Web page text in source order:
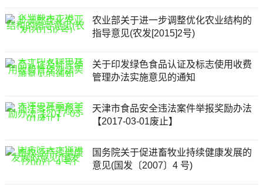
农业部关于进一步调整优化农业结构的
指导意见(农发[2015]2号)
关于印发绿色食品认证及标志使用收费
管理办法实施意见的通知
天津市食品安全违法案件举报奖励办法
【2017-03-01废止】
国务院关于促进畜牧业持续健康发展的
意见(国发〔2007〕4 号)